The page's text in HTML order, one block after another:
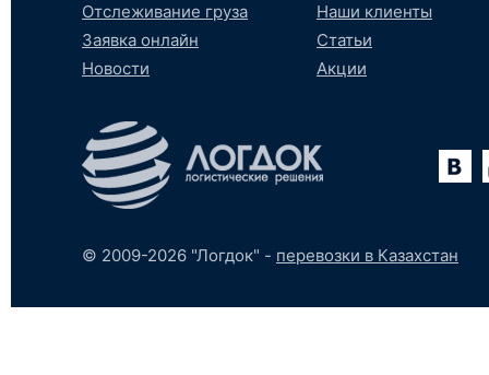
Отслеживание груза
Заявка онлайн
Новости
Наши клиенты
Статьи
Акции
ВконтактеYouTubetumblr
SoundCloud
© 2009-2026 "Логдок" - перевозки в Казахстан